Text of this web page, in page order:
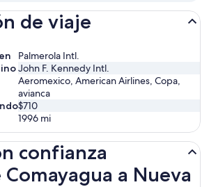
de viaje
Palmerola Intl.
John F. Kennedy Intl.
Aeromexico, American Airlines, Copa,
avianca
$710
1996 mi
confianza
Comayagua a Nueva
a Nueva York